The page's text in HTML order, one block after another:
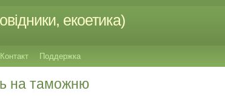
екоетика)
Контакт Поддержка
на таможню